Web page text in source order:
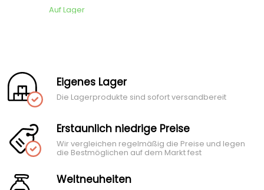
Auf Lager
Eigenes Lager
Die Lagerprodukte sind sofort versandbereit
Erstaunlich niedrige Preise
Wir vergleichen regelmäßig die Preise und legen
die Bestmöglichen auf dem Markt fest
Weltneuheiten